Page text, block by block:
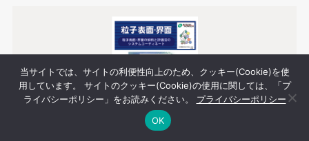
当サイトでは、サイトの利便性向上のため、クッキー(Cookie)を使
用しています。 サイトのクッキー(Cookie)の使用に関しては、「プ
ライバシーポリシー」をお読みください。 プライバシーポリシー
OK